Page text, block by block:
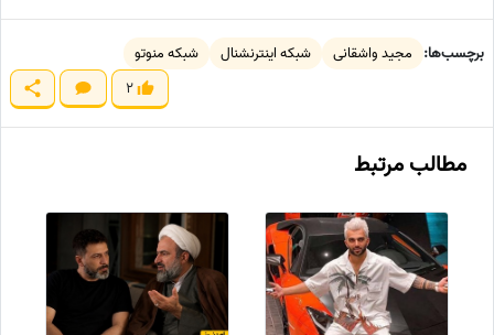
برچسب‌ها: مجید واشقانی شبکه اینترنشنال
شبکه منوتو
2
مطالب مرتبط